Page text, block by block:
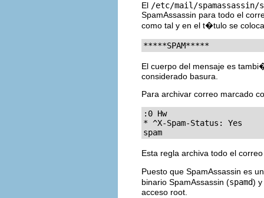
El /etc/mail/spamassassin/
SpamAssassin para todo el
como tal y en el t�tulo se
*****SPAM*****
El cuerpo del mensaje es
considerado basura.
Para archivar correo marcado
:0 Hw
* ^X-Spam-Status: Yes
spam
Esta regla archiva todo el
Puesto que SpamAssassin es
binario SpamAssassin (spamd)
acceso root.